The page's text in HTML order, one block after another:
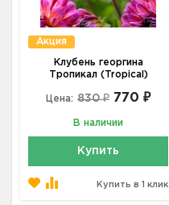
Акция
Клубень георгина
Тропикал (Tropical)
Цена: 830 ₽ 770 ₽
В наличии
Купить
Купить в 1 клик